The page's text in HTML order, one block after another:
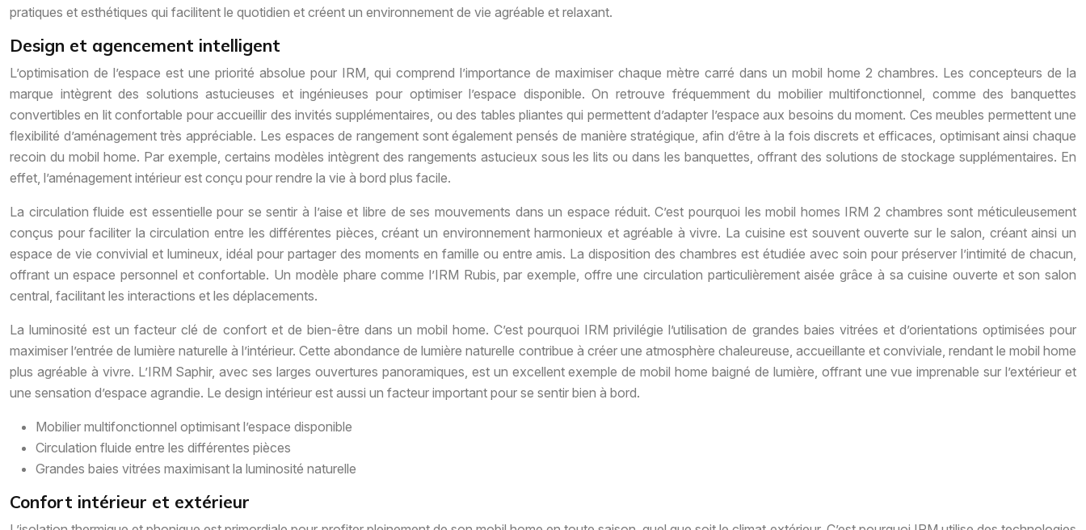
pratiques et esthétiques qui facilitent le quotidien et créent un environnement de vie agréable et relaxant.
Design et agencement intelligent
L’optimisation de l’espace est une priorité absolue pour IRM, qui comprend l’importance de maximiser chaque mètre carré dans un mobil home 2 chambres. Les concepteurs de la
marque intègrent des solutions astucieuses et ingénieuses pour optimiser l’espace disponible. On retrouve fréquemment du mobilier multifonctionnel, comme des banquettes
convertibles en lit confortable pour accueillir des invités supplémentaires, ou des tables pliantes qui permettent d’adapter l’espace aux besoins du moment. Ces meubles permettent une
flexibilité d’aménagement très appréciable. Les espaces de rangement sont également pensés de manière stratégique, afin d’être à la fois discrets et efficaces, optimisant ainsi chaque
recoin du mobil home. Par exemple, certains modèles intègrent des rangements astucieux sous les lits ou dans les banquettes, offrant des solutions de stockage supplémentaires. En
effet, l’aménagement intérieur est conçu pour rendre la vie à bord plus facile.
La circulation fluide est essentielle pour se sentir à l’aise et libre de ses mouvements dans un espace réduit. C’est pourquoi les mobil homes IRM 2 chambres sont méticuleusement
conçus pour faciliter la circulation entre les différentes pièces, créant un environnement harmonieux et agréable à vivre. La cuisine est souvent ouverte sur le salon, créant ainsi un
espace de vie convivial et lumineux, idéal pour partager des moments en famille ou entre amis. La disposition des chambres est étudiée avec soin pour préserver l’intimité de chacun,
offrant un espace personnel et confortable. Un modèle phare comme l’IRM Rubis, par exemple, offre une circulation particulièrement aisée grâce à sa cuisine ouverte et son salon
central, facilitant les interactions et les déplacements.
La luminosité est un facteur clé de confort et de bien-être dans un mobil home. C’est pourquoi IRM privilégie l’utilisation de grandes baies vitrées et d’orientations optimisées pour
maximiser l’entrée de lumière naturelle à l’intérieur. Cette abondance de lumière naturelle contribue à créer une atmosphère chaleureuse, accueillante et conviviale, rendant le mobil home
plus agréable à vivre. L’IRM Saphir, avec ses larges ouvertures panoramiques, est un excellent exemple de mobil home baigné de lumière, offrant une vue imprenable sur l’extérieur et
une sensation d’espace agrandie. Le design intérieur est aussi un facteur important pour se sentir bien à bord.
Mobilier multifonctionnel optimisant l’espace disponible
Circulation fluide entre les différentes pièces
Grandes baies vitrées maximisant la luminosité naturelle
Confort intérieur et extérieur